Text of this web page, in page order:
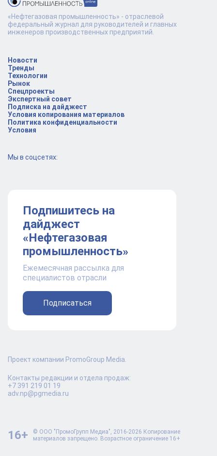
Новости
Тренды
Технологии
Рынок
Спецпроекты
Экспертный совет
Подписка на дайджест
Условия копирования материалов
Политика конфиденциальности
Условия
Мы в соцсетях:
Подпишитесь на
дайджест
«Нефтегазовая
промышленность»
Ежемесячная рассылка для
специалистов отрасли
Подписаться
«Нефтегазовая промышленность» - отраслевой
федеральный журнал для руководителей и главных
инженеров производственных предприятий.
Проект компании PromoGroup Media.
Контакты редакции и отдела продаж:
+7 391 219 01 19
adv.np@pgmedia.ru
© ООО "ПромоГрупп Медиа", 2016-2026 Копирование
материалов запрещено. Возрастное ограничение 16+
16+